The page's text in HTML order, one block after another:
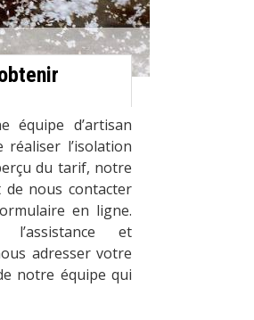
équipe d’artisan
l’isolation
du tarif, notre
nous contacter
en ligne.
et
adresser votre
notre équipe qui